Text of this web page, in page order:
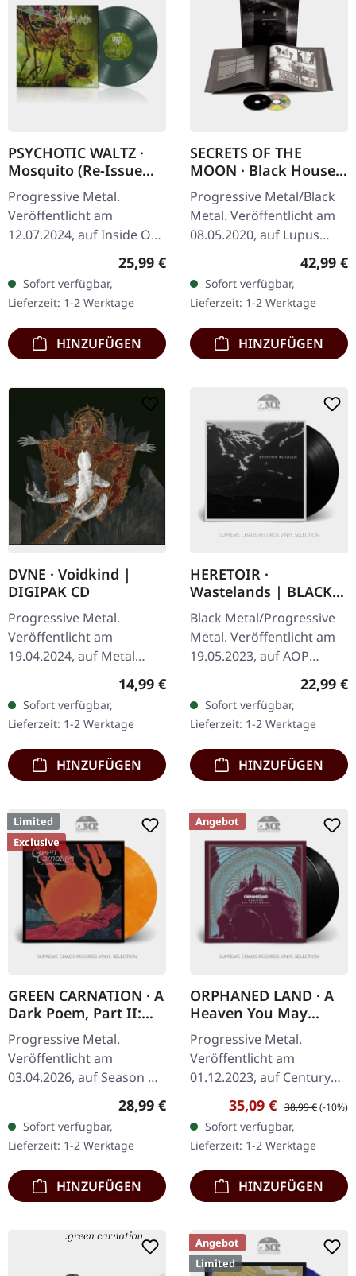
PSYCHOTIC WALTZ ·
Mosquito (Re-Issue
2024) | DARK GREEN
LP
Progressive Metal.
Veröffentlicht am
12.07.2024, auf Inside Out
Music. Dunkelgrünes
Vinyl im Gatefold-Cover.
"Mosquito," eine
klangliche Odyssee der…
Regulärer Preis:
25,99 €
Sofort verfügbar,
Lieferzeit: 1-2 Werktage
HINZUFÜGEN
SECRETS OF THE
MOON · Black House |
ARTBOOK CD
Progressive Metal/Black
Metal. Veröffentlicht am
08.05.2020, auf Lupus
exklusive Artbook-Edition
mit silbernem
Heißprägedruck,…
42,99 €
Sofort verfügbar,
Lieferzeit: 1-2 Werktage
HINZUFÜGEN
DVNE · Voidkind |
DIGIPAK CD
Progressive Metal.
Veröffentlicht am
19.04.2024, auf Metal
Blade Records. Digipak
CD. Summa Blasphemia
Eleonora Reaching for
Telos Reliquary Path of…
Regulärer Preis:
14,99 €
Sofort verfügbar,
Lieferzeit: 1-2 Werktage
HINZUFÜGEN
HERETOIR ·
Wastelands | BLACK
LP
Black Metal/Progressive
Metal. Veröffentlicht am
19.05.2023, auf AOP
Records. Schwarzes Vinyl
im Gatefold-Cover mit
Insert. Sechs Jahre nach
ihrem…
22,99 €
Sofort verfügbar,
Lieferzeit: 1-2 Werktage
HINZUFÜGEN
Limited
Exclusive
GREEN CARNATION · A
Dark Poem, Part II:
Sanguis |
YELLOW/RED
MARBLED LP
Progressive Metal.
Veröffentlicht am
03.04.2026, auf Season Of
marmoriertes Vinyl im
Gatefold-Cover mit
Pantone Silberdruck
und…
Regulärer Preis:
28,99 €
Sofort verfügbar,
Lieferzeit: 1-2 Werktage
HINZUFÜGEN
Angebot
ORPHANED LAND · A
Heaven You May
Create | BLACK 2LP
Progressive Metal.
Veröffentlicht am
01.12.2023, auf Century
Media Records.
Schwarzes Doppel-Vinyl
im Gatefold-Cover. Es gibt
Alben, die sich wie ein…
Verkaufspreis:
35,09 € Regulärer Preis:
38,99 €(-10%)
Sofort verfügbar,
Lieferzeit: 1-2 Werktage
HINZUFÜGEN
Angebot
Limited